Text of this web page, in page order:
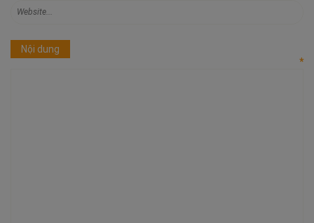
Nội dung
*